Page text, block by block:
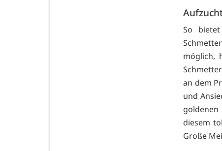
So
möglich,
an dem
und
diesem
Große